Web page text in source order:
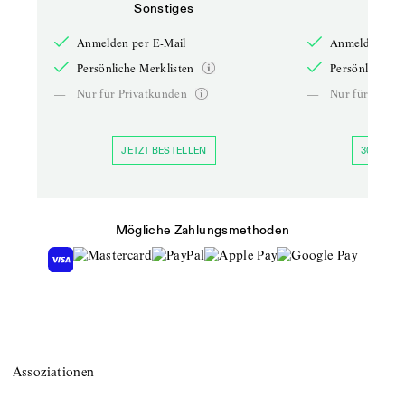
Sonstiges
Anmelden per E-Mail
Persönliche Merklisten
—
Nur für Privatkunden
JETZT BESTELLEN
Anmelden
Persönliche
—
Nur für
30 TAGE
Mögliche Zahlungsmethoden
Assoziationen